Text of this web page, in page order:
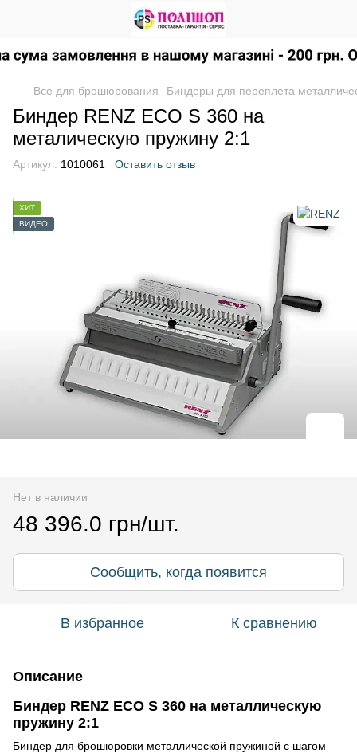
Все для брошюрования Биндеры для переплета
Биндер RENZ ECO S 360 на
металическую пружину 2:1
Артикул: 1010061 Оставить отзыв
ХИТ
ВИДЕО
Нет в наличии
48 396.0 грн/шт.
Сообщить, когда появится
В избранное К сравнению
Описание
Биндер RENZ ECO S 360 на металлическую
пружину 2:1
Биндер для брошюровки металлической пружиной с шагом